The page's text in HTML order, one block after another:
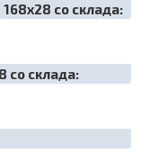
со склада:
со склада: